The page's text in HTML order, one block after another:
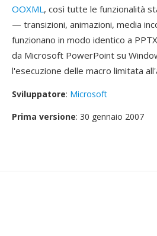
OOXML, così tutte le funzionalità
— transizioni, animazioni, media
funzionano in modo identico a
da Microsoft PowerPoint su
l'esecuzione delle macro limitata
Sviluppatore: Microsoft
Prima versione: 30 gennaio 2007